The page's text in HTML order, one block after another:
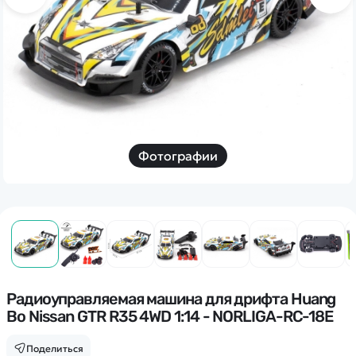
Фотографии
Радиоуправляемая машина для дрифта Huang
Bo Nissan GTR R35 4WD 1:14 - NORLIGA-RC-18E
Поделиться
Дополнительный способ связи
WhatsApp/Мобильный
Есть вопрос? Можем связаться с вами
Заказать звонок
Наши соцсети:
Каталог
Квадрокоптеры
Машинки
Информация
Оптовые продажи